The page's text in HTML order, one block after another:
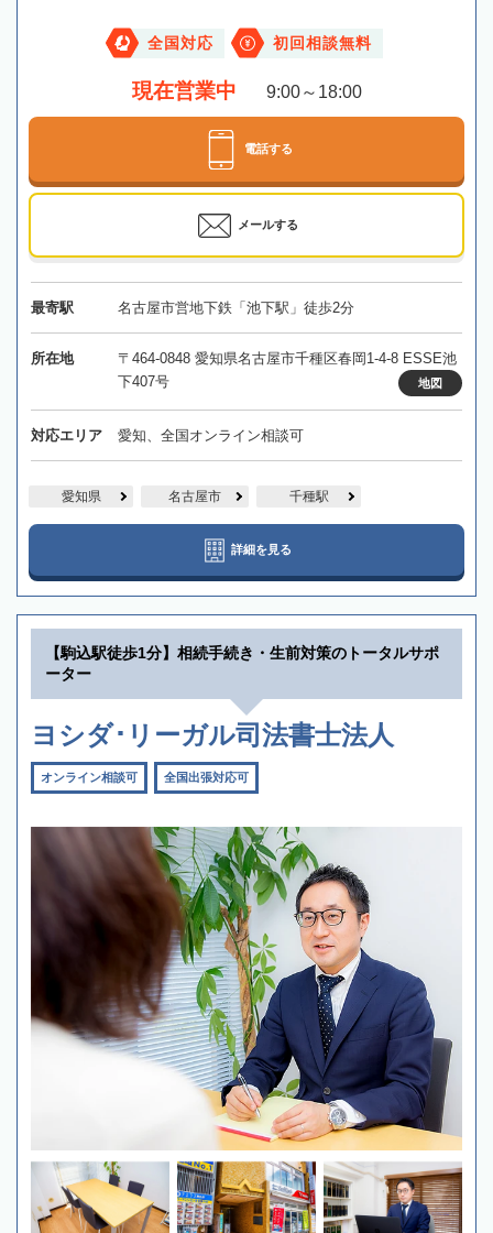
全国対応 初回相談無料
現在営業中 9:00～18:00
電話する
メールする
最寄駅 名古屋市営地下鉄「池下駅」徒歩2分
所在地
〒464-0848 愛知県名古屋市千種区春岡1-4-8 ESSE池
下407号
地図
対応エリア 愛知、全国オンライン相談可
愛知県 名古屋市 千種駅
詳細を見る
【駒込駅徒歩1分】相続手続き・生前対策のトータルサポ
ーター
ヨシダ･リーガル司法書士法人
オンライン相談可 全国出張対応可